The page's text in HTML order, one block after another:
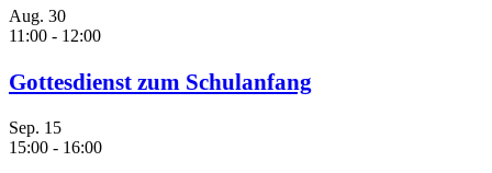
Aug. 30
11:00 - 12:00
Gottesdienst zum Schulanfang
Sep. 15
15:00 - 16:00